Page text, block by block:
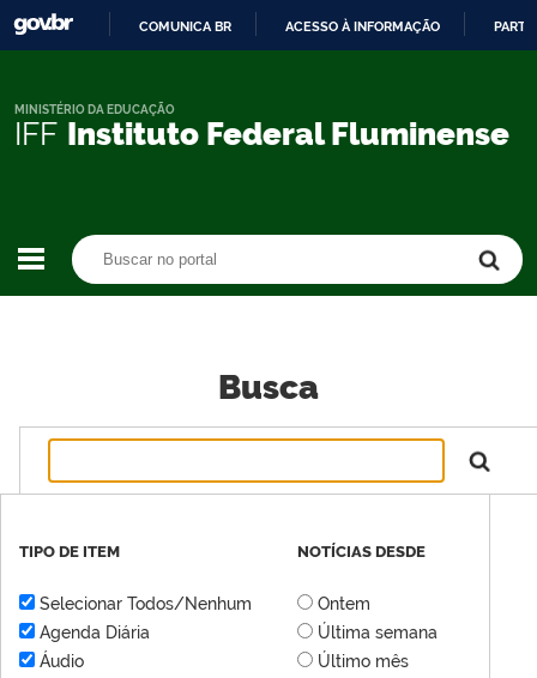
CONTEÚDO
COMUNICA BR ACESSO À INFORMAÇÃO
IFF Instituto Federal Fluminense
MINISTÉRIO DA EDUCAÇÃO
Busca
TIPO DE ITEM
Selecionar Todos/Nenhum
Agenda Diária
Áudio
NOTÍCIAS DESDE
Ontem
Última semana
Último mês